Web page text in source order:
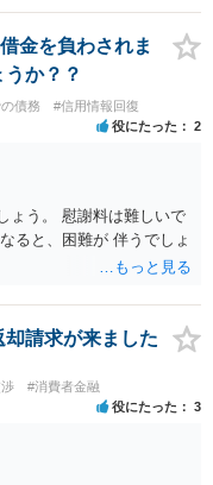
お，戸籍などに載るので
のようなことはありませ
額されるとはいえ，３年～
している財産の価値が大
己破産のデメリット＞ ・
認められない。 ・所有し
度かと思います。 弁護
ご依頼後は借金を返済す
いた分を弁護士費用に充
注意点が多いため，ご自
もし、新しく依頼をされ
ください。 ①●月●日受任
。報告書作成しはじめる
立て など教えてくれる
いる場合の例示なの
ます。）
金を負わされま
か？？
債務 #信用情報回復
役にたった 2
ょう。 慰謝料は難しいで
ると、困難が 伴うでしょ
請求が来ました
#消費者金融
役にたった 3